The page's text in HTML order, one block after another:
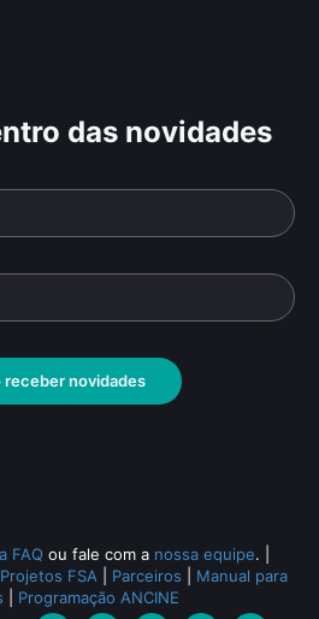
das novidades
receber novidades
FAQ ou fale com a nossa equipe.
FSA Parceiros
Manual para
Programação ANCINE